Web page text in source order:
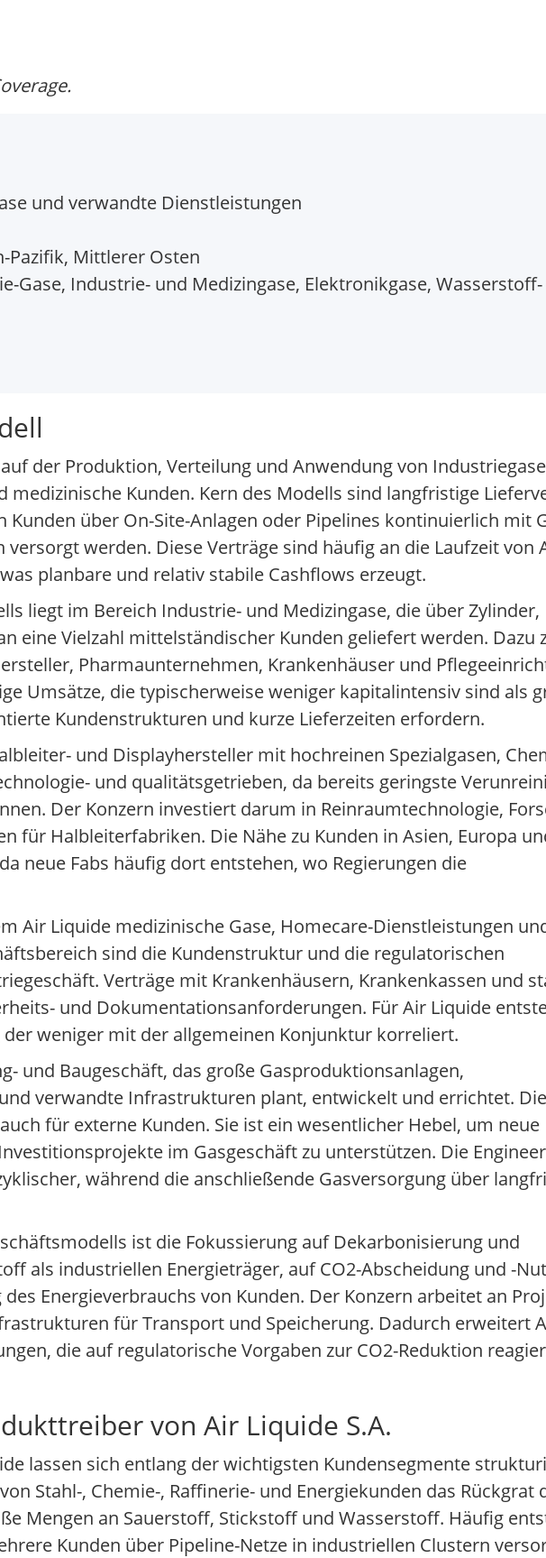
und verwandte Dienstleistungen
Pazifik, Mittlerer Osten
Gase, Industrie- und Medizingase, Elektronikgase,
der Produktion, Verteilung und Anwendung von
Kunden. Kern des Modells sind langfristige
über On-Site-Anlagen oder Pipelines kontinuierlich mit
werden. Diese Verträge sind häufig an die Laufzeit von
planbare und relativ stabile Cashflows erzeugt.
liegt im Bereich Industrie- und Medizingase, die über Zylinder,
eine Vielzahl mittelständischer Kunden geliefert werden. Dazu
Pharmaunternehmen, Krankenhäuser und
Umsätze, die typischerweise weniger kapitalintensiv sind als
Kundenstrukturen und kurze Lieferzeiten erfordern.
und Displayhersteller mit hochreinen Spezialgasen,
und qualitätsgetrieben, da bereits geringste
Der Konzern investiert darum in Reinraumtechnologie,
für Halbleiterfabriken. Die Nähe zu Kunden in Asien, Europa
neue Fabs häufig dort entstehen, wo Regierungen die
Air Liquide medizinische Gase, Homecare-Dienstleistungen
sind die Kundenstruktur und die regulatorischen
Verträge mit Krankenhäusern, Krankenkassen und
und Dokumentationsanforderungen. Für Air Liquide
weniger mit der allgemeinen Konjunktur korreliert.
und Baugeschäft, das große Gasproduktionsanlagen,
verwandte Infrastrukturen plant, entwickelt und errichtet.
für externe Kunden. Sie ist ein wesentlicher Hebel, um neue
im Gasgeschäft zu unterstützen. Die
während die anschließende Gasversorgung über
ist die Fokussierung auf Dekarbonisierung und
als industriellen Energieträger, auf CO2-Abscheidung und -
Energieverbrauchs von Kunden. Der Konzern arbeitet an
für Transport und Speicherung. Dadurch erweitert
die auf regulatorische Vorgaben zur CO2-Reduktion
von Air Liquide S.A.
lassen sich entlang der wichtigsten Kundensegmente
Stahl-, Chemie-, Raffinerie- und Energiekunden das Rückgrat
Mengen an Sauerstoff, Stickstoff und Wasserstoff. Häufig
Kunden über Pipeline-Netze in industriellen Clustern